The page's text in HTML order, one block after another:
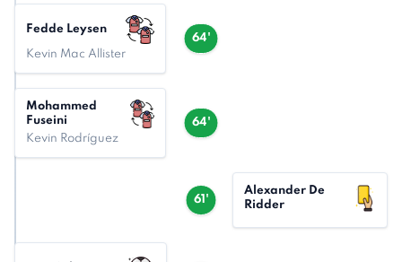
64'
Fedde Leysen
Kevin Mac Allister
64'
Mohammed
Fuseini
Kevin Rodríguez
61'
Alexander De
Ridder